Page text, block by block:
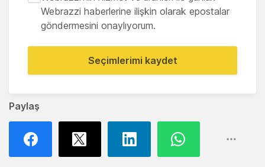
Paylaş
Webrazzi haberlerine ilişkin olarak epostalar
göndermesini onaylıyorum.
Seçimlerimi kaydet